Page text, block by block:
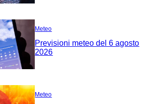
Meteo
Previsioni meteo del 6 agosto
2026
Meteo